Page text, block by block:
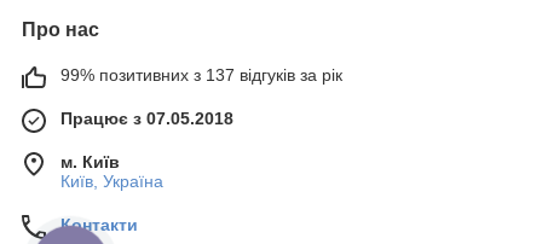
Про нас
99% позитивних з 137 відгуків за рік
Працює з 07.05.2018
м. Київ
Київ, Україна
Контакти